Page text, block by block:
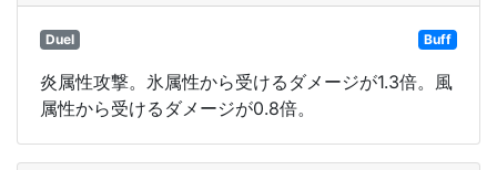
Duel Buff
炎属性攻撃。氷属性から受けるダメージが1.3倍。風
属性から受けるダメージが0.8倍。